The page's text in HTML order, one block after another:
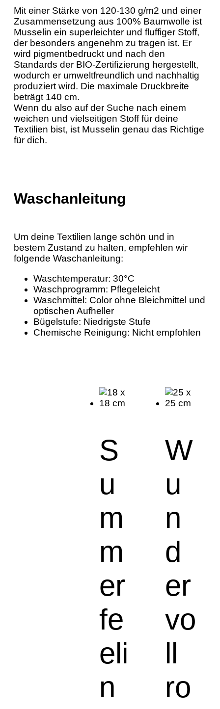
Mit einer Stärke von 120-130 g/m2 und einer
Zusammensetzung aus 100% Baumwolle ist
Musselin ein superleichter und fluffiger Stoff,
der besonders angenehm zu tragen ist. Er
wird pigmentbedruckt und nach den
Standards der BIO-Zertifizierung hergestellt,
wodurch er umweltfreundlich und nachhaltig
produziert wird. Die maximale Druckbreite
beträgt 140 cm.
Wenn du also auf der Suche nach einem
weichen und vielseitigen Stoff für deine
Textilien bist, ist Musselin genau das Richtige
für dich.
Waschanleitung
Um deine Textilien lange schön und in
bestem Zustand zu halten, empfehlen wir
folgende Waschanleitung:
Waschtemperatur: 30°C
Waschprogramm: Pflegeleicht
Waschmittel: Color ohne Bleichmittel und
optischen Aufheller
Bügelstufe: Niedrigste Stufe
Chemische Reinigung: Nicht empfohlen
S
u
m
m
er
fe
eli
n
W
u
n
d
er
vo
ll
ro